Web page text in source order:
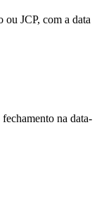
ou JCP, com a data
na data-